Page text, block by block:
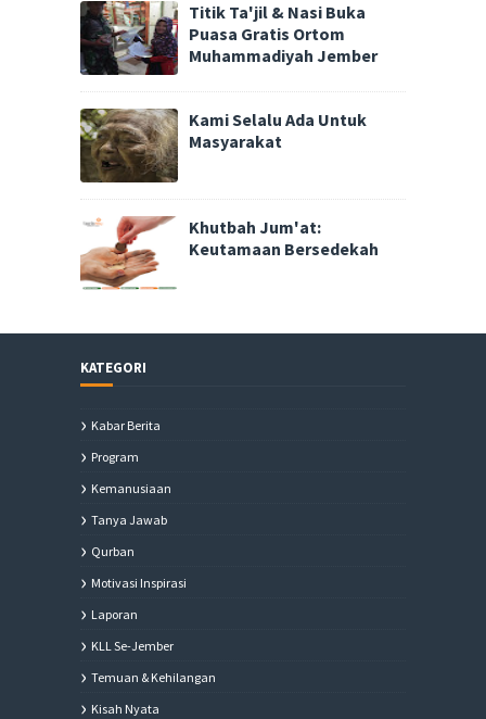
Titik Ta'jil & Nasi Buka
Puasa Gratis Ortom
Muhammadiyah Jember
Kami Selalu Ada Untuk
Masyarakat
Khutbah Jum'at:
Keutamaan Bersedekah
KATEGORI
Kabar Berita
Program
Kemanusiaan
Tanya Jawab
Qurban
Motivasi Inspirasi
Laporan
KLL Se-Jember
Temuan & Kehilangan
Kisah Nyata